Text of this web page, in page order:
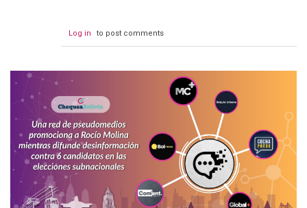
Log in to post comments